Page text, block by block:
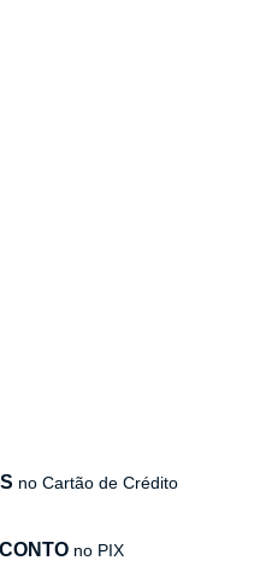
no Cartão de Crédito
no PIX